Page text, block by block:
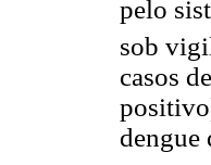
pelo
sob
casos
dengue